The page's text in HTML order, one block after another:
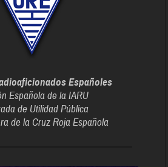
Españoles
Española de la IARU
de Utilidad Pública
de la Cruz Roja Española